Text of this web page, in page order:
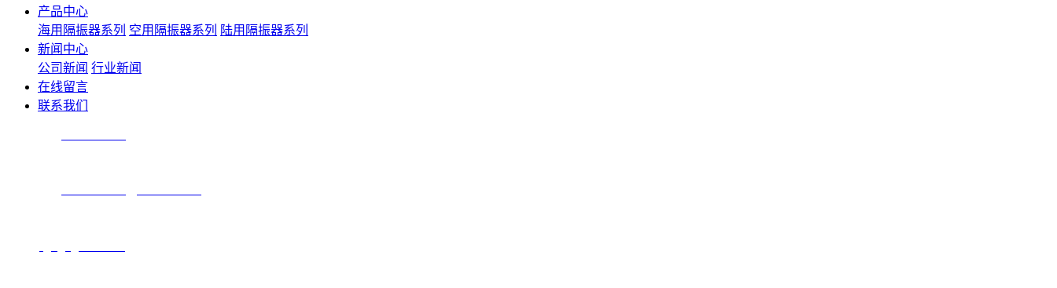
产品中心
海用隔振器系列 空用隔振器系列 陆用隔振器系列
新闻中心
公司新闻 行业新闻
在线留言
联系我们